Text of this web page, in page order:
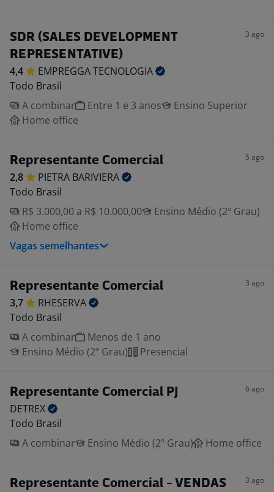
SDR (SALES DEVELOPMENT
REPRESENTATIVE)
3 ago
4,4 EMPREGGATECNOLOGIA
Todo Brasil
A combinar
Entre 1 e 3 anos
Ensino Superior
Home office
Representante Comercial 5 ago
2,8 PIETRA BARIVIERA
Todo Brasil
R$ 3.000,00 a R$ 10.000,00
Ensino Médio (2º Grau)
Home office
Vagas semelhantes
Representante Comercial 3 ago
3,7
RHESERVA
Todo Brasil
A combinar
Menos de 1 ano
Ensino Médio (2º Grau)
Presencial
Representante Comercial PJ 6 ago
DETREX
Todo Brasil
A combinar
Ensino Médio (2º Grau) Home office
Representante Comercial - VENDAS
3 ago